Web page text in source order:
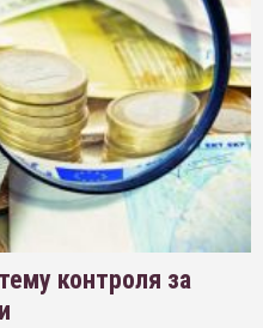
контроля за